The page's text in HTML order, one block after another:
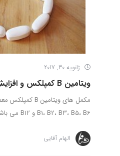
ژانویه 30, 2017
ویتامین B کمپلکس و افزایش وزن
B1، B2، B3، B5، B6 و B12 می باشند. همچنین ...
الهام آقایی